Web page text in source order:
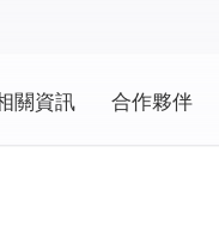
關資訊 合作夥伴
×